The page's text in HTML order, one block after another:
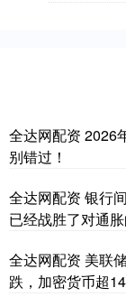
全达网配资 2026
别错过！
全达网配资 银行
已经战胜了对通
全达网配资 美联
跌，加密货币超